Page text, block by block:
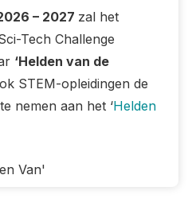
– 2027 zal het
Tech Challenge
‘Helden van de
STEM-opleidingen de
nemen aan het ‘Helden
Van'